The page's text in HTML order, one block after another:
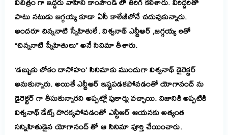
పాటు నటుడు జగ్గయ్య కూడా ఏసీ కాలేజీలోనే చదువుకున్నారు.
అందరూ చిన్ననాటి స్నేహితులే. విశ్వనాథ్ ఎన్టీఆర్ ,జగ్గయ్య లతో
“చిన్ననాటి స్నేహితులు” అనే సినిమా తీశారు.
‘డబ్బుకు లోకం దాసోహం’ సినిమాకు ముందుగా విశ్వనాథ్ డైరెక్టర్
అనుకున్నారు. అయితే ఎన్టీఆర్ ఇష్టపడకపోవడంతో యోగానంద్ ను
డైరెక్టర్ గా తీసుకున్నారని అప్పట్లో పుకార్లు వచ్చాయి. నిజానికి అప్పటికి
విశ్వనాథ్ డేట్స్ దొరక్కపోవడంతో ఎన్టీఆర్ ఆయనకు అత్యంత
సన్నిహితుడైన యోగానంద్ తో ఆ సినిమా పూర్తి చేయించారు.